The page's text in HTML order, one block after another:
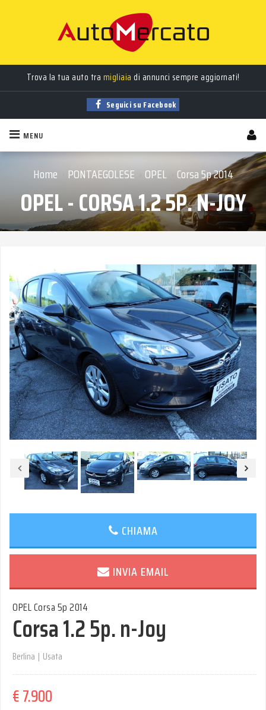
Autonuove, usate, akm 0eaziendaliin vendita!
Trova la tua auto tramigliaiadi annunci sempre aggiornati!
Seguici su Facebook
MENU
Home PONTAEGOLESE OPEL Corsa 5p 2014
OPEL - CORSA 1.2 5P. N-JOY
CHIAMA
INVIA EMAIL
OPEL Corsa 5p 2014
Corsa 1.2 5p. n-Joy
Berlina | Usata
€ 7.900